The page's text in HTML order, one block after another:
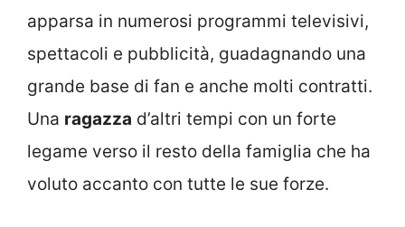
apparsa in numerosi programmi televisivi,
spettacoli e pubblicità, guadagnando una
grande base di fan e anche molti contratti.
Una ragazza d’altri tempi con un forte
legame verso il resto della famiglia che ha
voluto accanto con tutte le sue forze.